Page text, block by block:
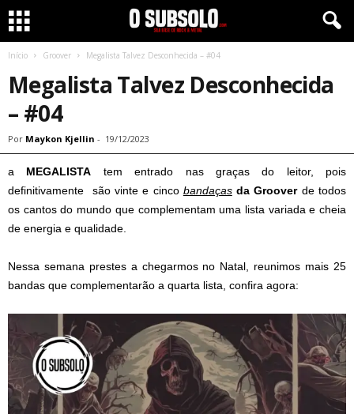
Início Groover Megalista Talvez Desconhecida – #04
Megalista Talvez Desconhecida
– #04
Por Maykon Kjellin - 19/12/2023
a MEGALISTA tem entrado nas graças do leitor, pois
definitivamente são vinte e cinco bandaças da Grooverde todos
os cantos do mundo que complementam uma lista variada e cheia
de energia e qualidade.
Nessa semana prestes a chegarmos no Natal, reunimos mais 25
bandas que complementarão a quarta lista, confira agora: